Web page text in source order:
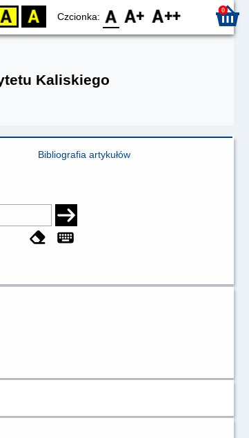
YB BY Czcionka: F0 F1 F2 0
Kaliskiego
Bibliografia artykułów